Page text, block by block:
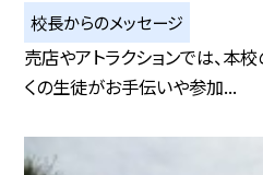
校長からのメッセージ
売店やアトラクションでは、本
くの生徒がお手伝いや参加...